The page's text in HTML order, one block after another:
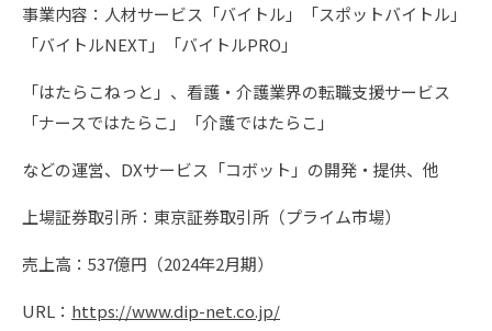
事業内容：人材サービス「バイトル」「スポットバイトル」
「バイトルNEXT」「バイトルPRO」
「はたらこねっと」、看護・介護業界の転職支援サービス
「ナースではたらこ」「介護ではたらこ」
などの運営、DXサービス「コボット」の開発・提供、他
上場証券取引所：東京証券取引所（プライム市場）
売上高：537億円（2024年2月期）
URL： https://www.dip-net.co.jp/